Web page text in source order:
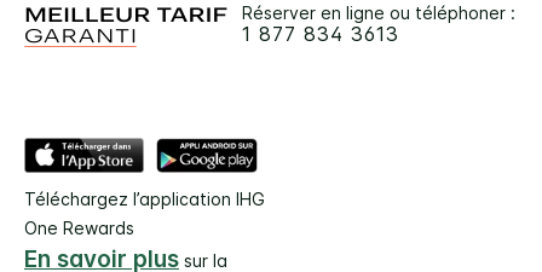
Réserver en ligne ou téléphoner :
1 877 834 3613
Téléchargez l’application IHG
One Rewards
En savoir plus sur la